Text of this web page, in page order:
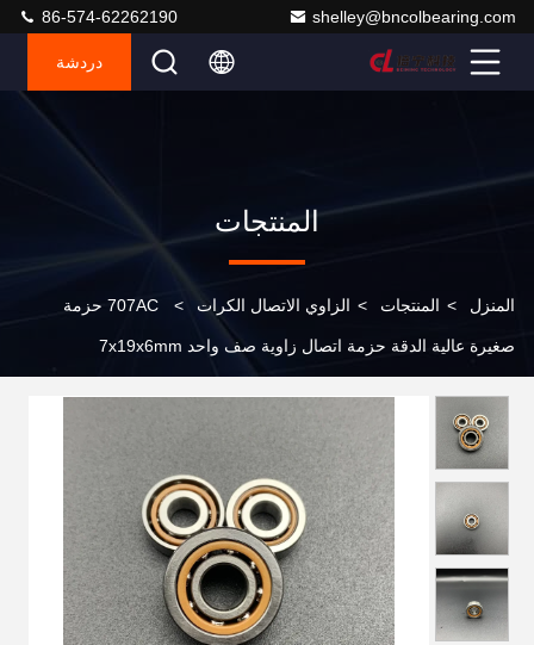
shelley@bncolbearing.com
86-574-62262190
دردشة
المنتجات
المنزل > المنتجات > الزاوي الاتصال الكرات > 707AC حزمة
صغيرة عالية الدقة حزمة اتصال زاوية صف واحد 7x19x6mm